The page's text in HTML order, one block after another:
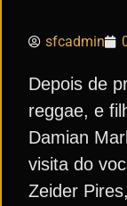
sfcadmin
Depois de
reggae, e
Damian
visita do
Zeider